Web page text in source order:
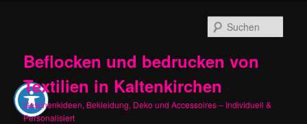
Beflocken und bedrucken von
Textilien in Kaltenkirchen
Geschenkideen, Bekleidung, Deko und Accessoires – Individuell &
Personalisiert